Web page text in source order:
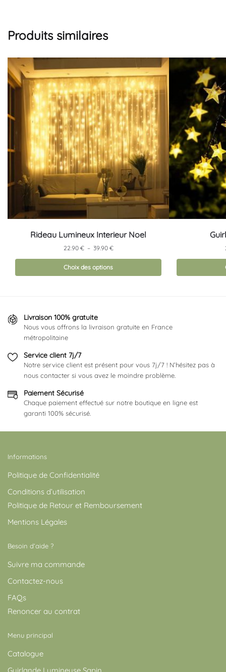
Produits similaires
Rideau Lumineux Interieur Noel
22.90 € – 39.90 €Plage
prix :
22.90 €
Choix des options
peuvent
être
choisies
sur
page
du
produit
la
produit
Livraison 100% gratuite
Nous vous offrons la livraison gratuite en France
métropolitaine
Service client 7j/7
Notre service client est présent pour vous 7j/7 ! N’hésitez pas à
nous contacter si vous avez le moindre problème.
Paiement Sécurisé
Chaque paiement effectué sur notre boutique en ligne est
garanti 100% sécurisé.
Informations
Politique de Confidentialité
Conditions d’utilisation
Politique de Retour et Remboursement
Mentions Légales
Besoin d’aide ?
Suivre ma commande
Contactez-nous
FAQs
Renoncer au contrat
Menu principal
Catalogue